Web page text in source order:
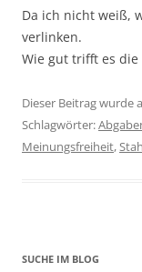
Da ich nicht weiß,
verlinken.
Wie gut trifft es die
Dieser Beitrag wurde
Schlagwörter:
Meinungsfreiheit,
SUCHE IM BLOG